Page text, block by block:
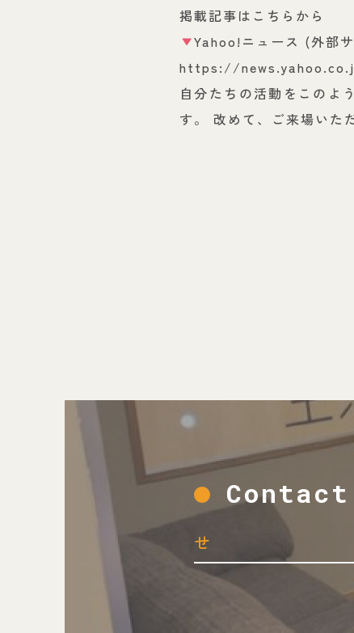
掲載記事はこちらから
Yahoo!ニュース (外部
https://
自分たちの活動をこのよ
す。 改めて、ご来場いた
Contact
せ